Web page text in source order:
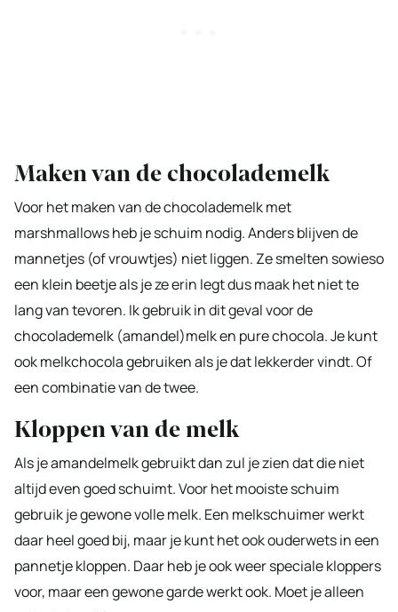
Maken van de chocolademelk
Voor het maken van de chocolademelk met
marshmallows heb je schuim nodig. Anders blijven de
mannetjes (of vrouwtjes) niet liggen. Ze smelten sowieso
een klein beetje als je ze erin legt dus maak het niet te
lang van tevoren. Ik gebruik in dit geval voor de
chocolademelk (amandel)melk en pure chocola. Je kunt
ook melkchocola gebruiken als je dat lekkerder vindt. Of
een combinatie van de twee.
Kloppen van de melk
Als je amandelmelk gebruikt dan zul je zien dat die niet
altijd even goed schuimt. Voor het mooiste schuim
gebruik je gewone volle melk. Een melkschuimer werkt
daar heel goed bij, maar je kunt het ook ouderwets in een
pannetje kloppen. Daar heb je ook weer speciale kloppers
voor, maar een gewone garde werkt ook. Moet je alleen